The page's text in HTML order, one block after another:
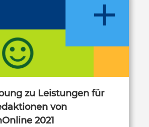
zu Leistungen für
von
2021